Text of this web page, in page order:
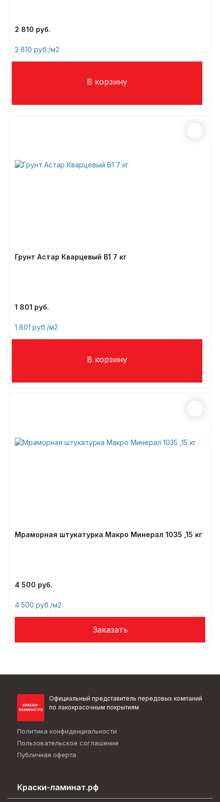
2 810
2 810 /м2
Грунт Астар Кварцевый В1 7 кг
1 801
1 801 /м2
Мраморная штукатурка Макро Минерал 1035 ,15 кг
4 500
4 500 /м2
Официальный представитель передовых компаний
по лакокрасочным покрытиям
Политика конфиденциальности
Пользовательское соглашение
Публичная оферта
Краски-ламинат.рф